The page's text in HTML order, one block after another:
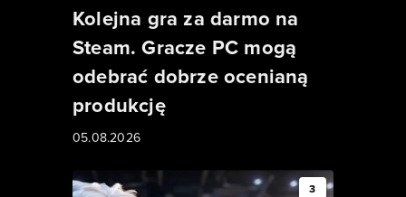
Kolejna gra za darmo na
Steam. Gracze PC mogą
odebrać dobrze ocenianą
produkcję
05.08.2026
3